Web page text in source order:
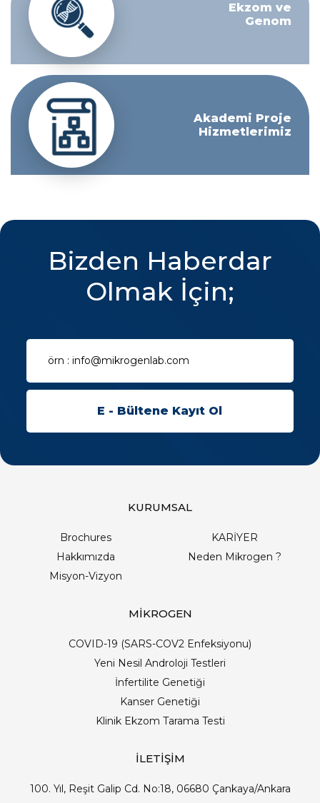
Ekzom ve
Genom
Akademi Proje
Hizmetlerimiz
Bizden Haberdar
Olmak İçin;
KURUMSAL
Brochures
KARİYER
Hakkımızda
Neden Mikrogen ?
Misyon-Vizyon
MİKROGEN
COVID-19 (SARS-COV2 Enfeksiyonu)
Yeni Nesil Androloji Testleri
İnfertilite Genetiği
Kanser Genetiği
Klinik Ekzom Tarama Testi
İLETİŞİM
100. Yıl, Reşit Galip Cd. No:18, 06680 Çankaya/Ankara